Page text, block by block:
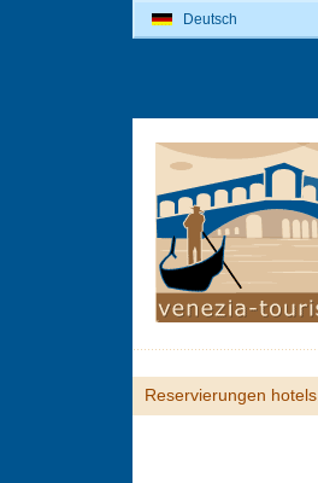
Reservierungen hotels
Deutsch